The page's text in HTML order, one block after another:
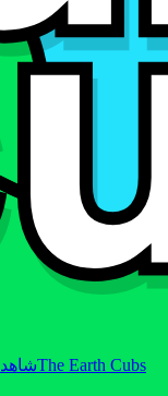
شاهدThe Earth Cubs